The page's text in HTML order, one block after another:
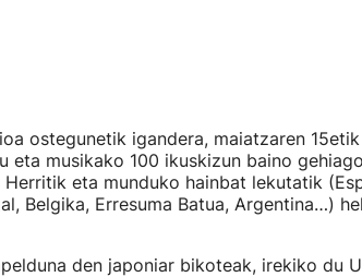
ostegunetik igandera, maiatzaren 15etik
eta musikako 100 ikuskizun baino
eta munduko hainbat lekutatik
Belgika, Erresuma Batua, Argentina…)
den japoniar bikoteak, irekiko du